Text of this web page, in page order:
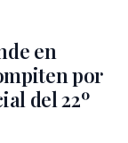
en
por
del 22º